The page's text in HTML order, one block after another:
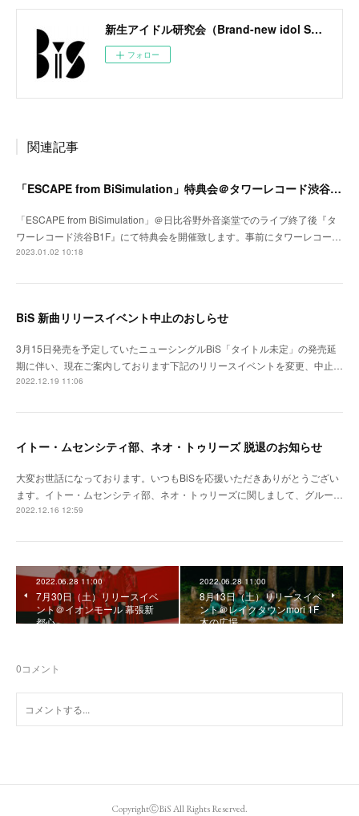
新生アイドル研究会（Brand-new idol Society）公式サイト / BiS OFFICIAL SITE
フォロー
関連記事
「ESCAPE from BiSimulation」特典会＠タワーレコード渋谷B1F開催決定のお知らせ
「ESCAPE from BiSimulation」＠日比谷野外音楽堂でのライブ終了後『タ
ワーレコード渋谷B1F』にて特典会を開催致します。事前にタワーレコー…
2023.01.02 10:18
BiS 新曲リリースイベント中止のおしらせ
3月15日発売を予定していたニューシングルBiS「タイトル未定」の発売延
期に伴い、現在ご案内しております下記のリリースイベントを変更、中止…
2022.12.19 11:06
イトー・ムセンシティ部、ネオ・トゥリーズ 脱退のお知らせ
大変お世話になっております。いつもBiSを応援いただきありがとうござい
ます。イトー・ムセンシティ部、ネオ・トゥリーズに関しまして、グルー…
2022.12.16 12:59
2022.06.28 11:00
7月30日（土）リリースイベ
ント＠イオンモール 幕張新
都心
2022.06.28 11:00
8月13日（土）リリースイベ
ント＠レイクタウンmori 1F
木の広場
0コメント
CopyrightⒸBiS All Rights Reserved.